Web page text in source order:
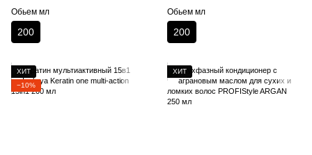
Обьем мл
200
Обьем мл
200
ХИТ
−10%
ХИТ